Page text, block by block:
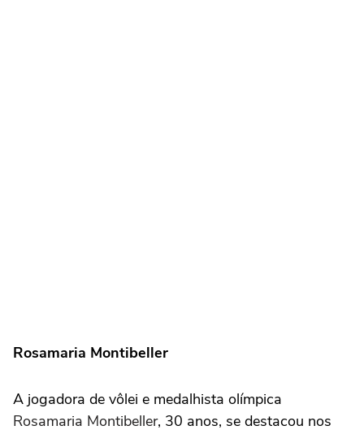
Rosamaria Montibeller
A jogadora de vôlei e medalhista olímpica
Rosamaria Montibeller, 30 anos, se destacou nos